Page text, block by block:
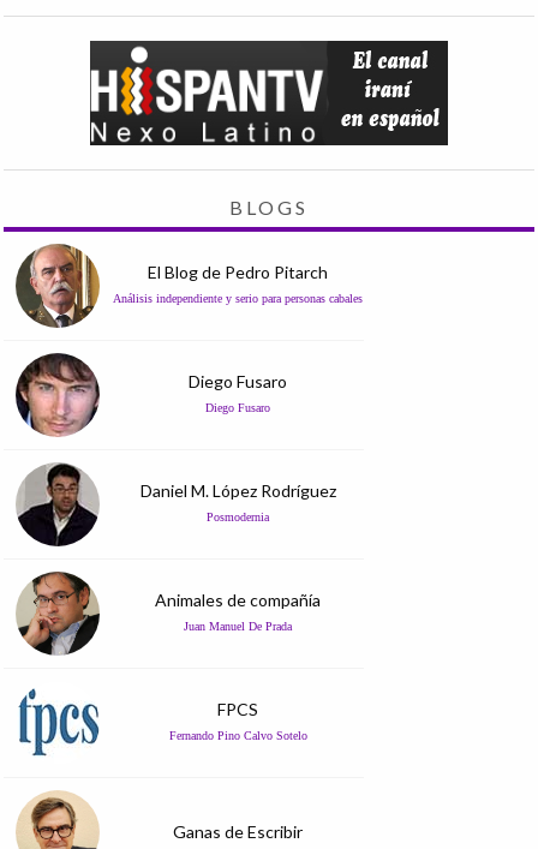
BLOGS
El Blog de Pedro Pitarch
Análisis independiente y serio para personas cabales
Diego Fusaro
Diego Fusaro
Daniel M. López Rodríguez
Posmodernia
Animales de compañía
Juan Manuel De Prada
FPCS
Fernando Pino Calvo Sotelo
Ganas de Escribir